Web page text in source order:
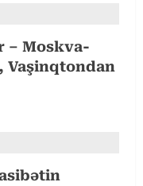
– Moskva-
Vaşinqtondan